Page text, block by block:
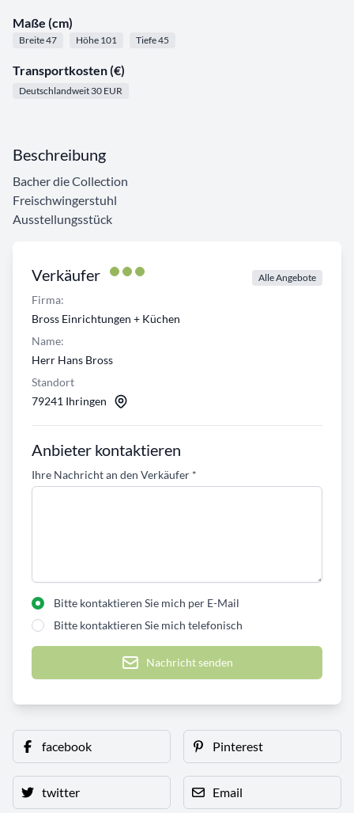
Maße (cm)
Breite 47 Höhe 101 Tiefe 45
Transportkosten (€)
Deutschlandweit 30 EUR
Verkäufer Alle Angebote
Firma:
Bross Einrichtungen + Küchen
Name:
Herr Hans Bross
Standort
79241 Ihringen
Anbieter kontaktieren
Ihre Nachricht an den Verkäufer *
Bitte kontaktieren Sie mich per E-Mail
Bitte kontaktieren Sie mich telefonisch
Nachricht senden
Beschreibung
Bacher die Collection
Freischwingerstuhl
Ausstellungsstück
facebook Pinterest
twitter Email